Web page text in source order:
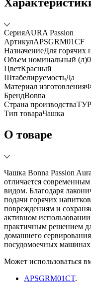
СерияAURA Passion
АртикулAPSGRM01CF
НазначениеДля горячих
Объем номинальный (л)
ЦветКрасный
ШтабелируемостьДа
Материал изготовления
БрендBonna
Страна производства
Тип товараЧашка
О товаре
Чашка Bonna Passion
отличается
видом. Благодаря
подачи горячих
повреждениям и
активном
практичным решением
домашнего
посудомоечных
Может использоваться
APSGRM01CT.